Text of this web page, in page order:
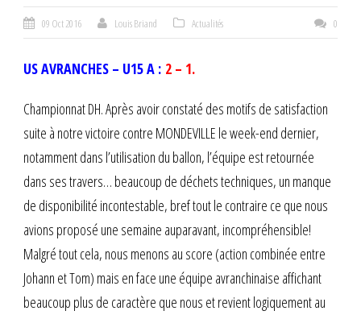
09 Oct 2016 Louis Briand Actualités 0
US AVRANCHES – U15 A : 2 – 1.
Championnat DH. Après avoir constaté des motifs de satisfaction
suite à notre victoire contre MONDEVILLE le week-end dernier,
notamment dans l’utilisation du ballon, l’équipe est retournée
dans ses travers… beaucoup de déchets techniques, un manque
de disponibilité incontestable, bref tout le contraire ce que nous
avions proposé une semaine auparavant, incompréhensible!
Malgré tout cela, nous menons au score (action combinée entre
Johann et Tom) mais en face une équipe avranchinaise affichant
beaucoup plus de caractère que nous et revient logiquement au